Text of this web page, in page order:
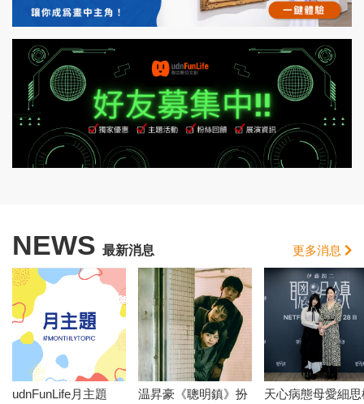
NEWS 最新消息 更多消息
udnFunLife月主題
温昇豪《聰明鎮》扮
天心病態母愛細思